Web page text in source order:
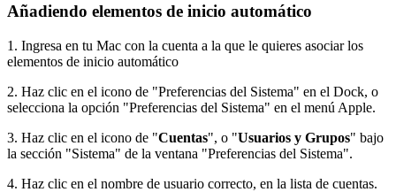
Añadiendo elementos de inicio automático
1. Ingresa en tu Mac con la cuenta a la que le quieres asociar los
elementos de inicio automático
2. Haz clic en el icono de "Preferencias del Sistema" en el Dock, o
selecciona la opción "Preferencias del Sistema" en el menú Apple.
3. Haz clic en el icono de "Cuentas", o "Usuarios y Grupos" bajo
la sección "Sistema" de la ventana "Preferencias del Sistema".
4. Haz clic en el nombre de usuario correcto, en la lista de cuentas.